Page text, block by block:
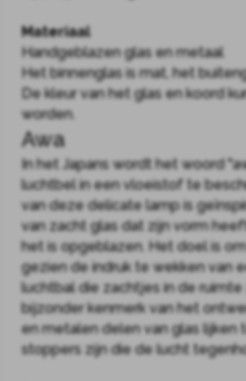
Materiaal
Handgeblazen glas en metaal
Het binnenglas is mat, het
De kleur van het glas en koord
worden.
Awa
In het Japans wordt het woord
luchtbel in een vloeistof te
van deze delicate lamp is
van zacht glas dat zijn vorm
het is opgeblazen. Het doel is
gezien de indruk te wekken van
luchtbal die zachtjes in de
bijzonder kenmerk van het
en metalen delen van glas lijken
stoppers zijn die de lucht